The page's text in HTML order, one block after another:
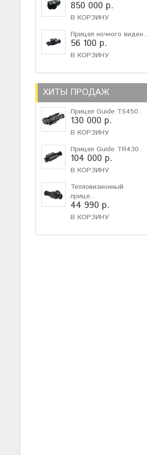
850 000 р.
В КОРЗИНУ
Прицел ночного виден..
56 100 р.
В КОРЗИНУ
ХИТЫ ПРОДАЖ
Прицел Guide TS450..
130 000 р.
В КОРЗИНУ
Прицел Guide TR430..
104 000 р.
В КОРЗИНУ
Тепловизионный
прице..
44 990 р.
В КОРЗИНУ